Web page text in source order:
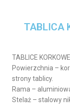
TABLICA
TABLICE
Powierzchnia –
strony tablicy.
Rama –
Stelaż – stalowy